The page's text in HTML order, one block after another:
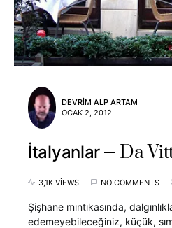
DEVRIM ALP ARTAM
OCAK 2, 2012
İtalyanlar Da
3,1K VIEWS NO COMMENTS
Şişhane mıntıkasında,
edemeyebileceğiniz, küçük,